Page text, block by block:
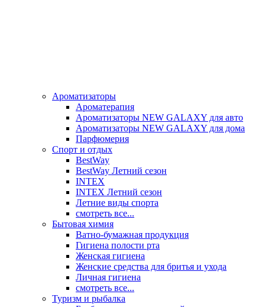
Ароматизаторы
Ароматерапия
Ароматизаторы NEW GALAXY для авто
Ароматизаторы NEW GALAXY для дома
Парфюмерия
Спорт и отдых
BestWay
BestWay Летний сезон
INTEX
INTEX Летний сезон
Летние виды спорта
смотреть все...
Бытовая химия
Ватно-бумажная продукция
Гигиена полости рта
Женская гигиена
Женские средства для бритья и ухода
Личная гигиена
смотреть все...
Туризм и рыбалка